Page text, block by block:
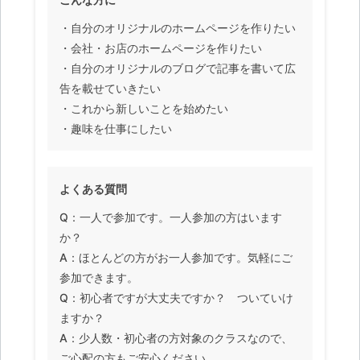
・自分のオリジナルのホームページを作りたい
・会社・お店のホームページを作りたい
・自分のオリジナルのブログで記事を書いて広
告を載せていきたい
・これから新しいことを始めたい
・趣味を仕事にしたい
よくある質問
Q：一人で参加です。一人参加の方はいます
か？
A：ほとんどの方がお一人参加です。気軽にご
参加できます。
Q：初心者ですが大丈夫ですか？ ついていけ
ますか？
A：少人数・初心者の方対象のクラスなので、